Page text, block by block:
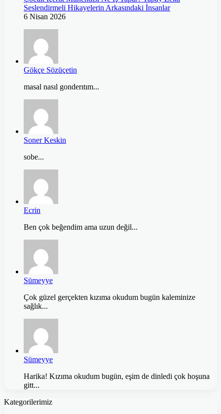
Seslendirmeli Hikayelerin Arkasındaki İnsanlar
6 Nisan 2026
Gökçe Sözüçetin
masal nasıl gonderıtım...
Soner Keskin
sobe...
Ecrin
Ben çok beğendim ama uzun değil...
Sümeyye
Çok güzel gerçekten kızıma okudum bugün kaleminize
sağlık...
Sümeyye
Harika! Kızıma okudum bugün, eşim de dinledi çok hoşuna
gitt...
Kategorilerimiz